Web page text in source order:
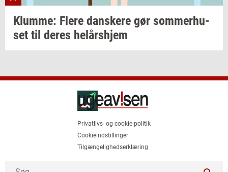
Klum­me: Flere dan­ske­re gør som­mer­hu­
set til deres helårs­hjem
Privatlivs- og cookie-politik
Cookieindstillinger
Tilgængelighedserklæring